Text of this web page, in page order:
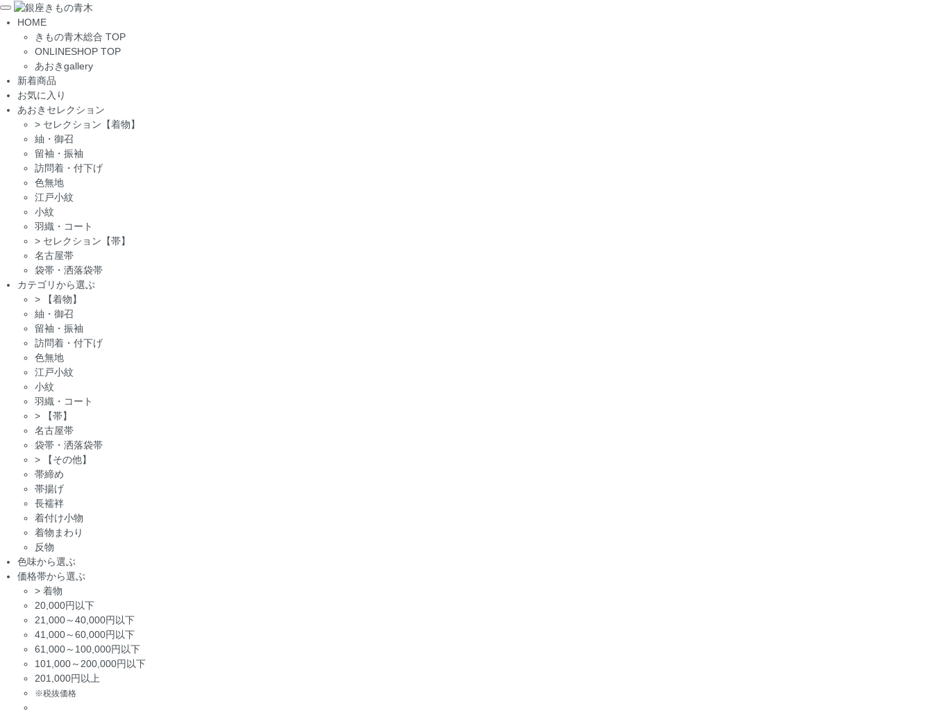
Toggle
navigation
HOME
きもの青木総合 TOP
ONLINESHOP TOP
あおきgallery
新着商品
お気に入り
あおきセレクション
> セレクション【着物】
紬・御召
留袖・振袖
訪問着・付下げ
色無地
江戸小紋
小紋
羽織・コート
> セレクション【帯】
名古屋帯
袋帯・洒落袋帯
カテゴリから選ぶ
>
【着物】
紬・御召
留袖・振袖
訪問着・付下げ
色無地
江戸小紋
小紋
羽織・コート
>
【帯】
名古屋帯
袋帯・洒落袋帯
>
【その他】
帯締め
帯揚げ
長襦袢
着付け小物
着物まわり
反物
色味から選ぶ
価格帯から選ぶ
> 着物
20,000円以下
21,000～40,000円以下
41,000～60,000円以下
61,000～100,000円以下
101,000～200,000円以下
201,000円以上
※税抜価格